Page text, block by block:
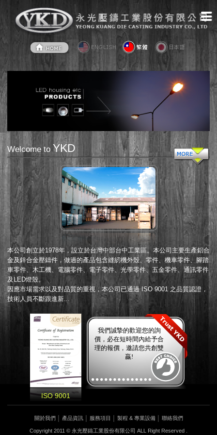
Welcome toYKD
本公司創立於1978年，設立於台灣中部台中工業區。本公司主要生產鋁合
金及鋅合金壓鑄件，做過的產品包含縫紉機外殼、零件、機車零件、腳踏
車零件、木工機、電腦零件、電子零件、光學零件、五金零件、通訊零件
及LED燈殼。
因應市場需求以及對品質的重視，本公司已通過 ISO 9001 之品質認證，
技術人員不斷跟進新...
ISO 9001
我們誠摯的歡迎您的詢
價，必在短時間內給予合
理的報價，邀請您共創雙
贏!
關於我們│ 產品資訊│ 服務項目 製程 & 專業設備│ 聯絡我們
Copyright 2011 © 永光壓鑄工業股份有限公司 ALL Right Reserved .